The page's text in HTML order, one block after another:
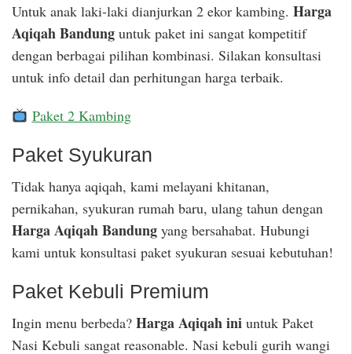
Untuk anak laki-laki dianjurkan 2 ekor kambing. Harga
Aqiqah Bandung untuk paket ini sangat kompetitif
dengan berbagai pilihan kombinasi. Silakan konsultasi
untuk info detail dan perhitungan harga terbaik.
Paket 2 Kambing
Paket Syukuran
Tidak hanya aqiqah, kami melayani khitanan,
pernikahan, syukuran rumah baru, ulang tahun dengan
Harga Aqiqah Bandung yang bersahabat. Hubungi
kami untuk konsultasi paket syukuran sesuai kebutuhan!
Paket Kebuli Premium
Ingin menu berbeda? Harga Aqiqah ini untuk Paket
Nasi Kebuli sangat reasonable. Nasi kebuli gurih wangi